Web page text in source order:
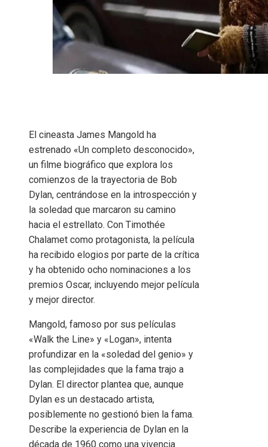
El cineasta James Mangold ha
estrenado «Un completo desconocido»,
un filme biográfico que explora los
comienzos de la trayectoria de Bob
Dylan, centrándose en la introspección y
la soledad que marcaron su camino
hacia el estrellato. Con Timothée
Chalamet como protagonista, la película
ha recibido elogios por parte de la crítica
y ha obtenido ocho nominaciones a los
premios Oscar, incluyendo mejor película
y mejor director.
Mangold, famoso por sus películas
«Walk the Line» y «Logan», intenta
profundizar en la «soledad del genio» y
las complejidades que la fama trajo a
Dylan. El director plantea que, aunque
Dylan es un destacado artista,
posiblemente no gestionó bien la fama.
Describe la experiencia de Dylan en la
década de 1960 como una vivencia